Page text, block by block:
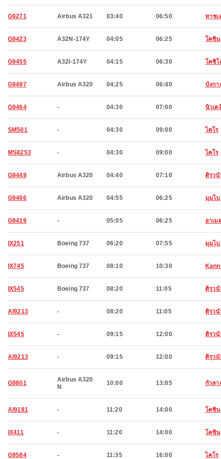
G9271 Airbus A321 03:40 06:50 ทาช
G9423 A32N-174Y 04:05 06:25 โคชิน
G9455 A32I-174Y 04:15 06:30 โคชิ
G9497 Airbus A320 04:25 06:40 บังกา
G9464 - 04:30 07:00 นิวเด
SM501 - 04:30 09:00 ไคโร
MS8253 - 04:30 09:00 ไคโร
G9449 Airbus A320 04:40 07:10 ติรุว
G9406 Airbus A320 04:55 06:25 มุมไบ
G9419 - 05:05 06:25 อาเ
IX251 Boeing 737 06:20 07:55 มุมไบ
IX745 Boeing 737 08:10 10:30
IX545 Boeing 737 08:20 11:05 ติรุว
AI9213 - 08:20 11:05 ติรุว
IX545 - 09:15 12:00 ติรุว
AI9213 - 09:15 12:00 ติรุว
G9801
Airbus A320
N
10:00 13:05 กัวลา
AI9181 - 11:20 14:00 โคชิน
IX411 - 11:20 14:00 โคชิน
G9584 - 11:35 16:00 ไคโร